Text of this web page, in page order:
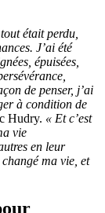
était perdu,
J’ai été
épuisées,
de penser, j’ai
à condition de
Hudry. « Et c’est
vie
en leur
ma vie, et